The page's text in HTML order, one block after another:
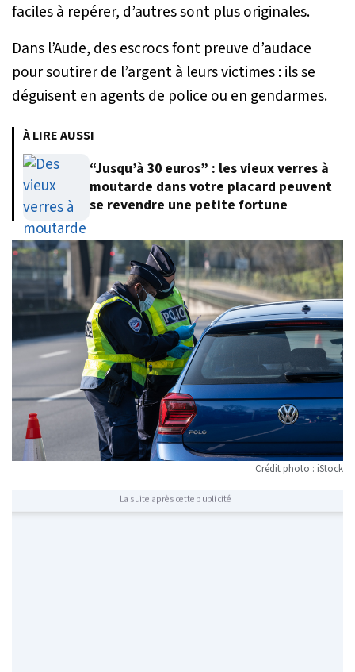
faciles à repérer, d’autres sont plus originales.
Dans l’Aude, des escrocs font preuve d’audace
pour soutirer de l’argent à leurs victimes : ils se
déguisent en agents de police ou en gendarmes.
À LIRE AUSSI
“Jusqu’à 30 euros” : les vieux verres à
moutarde dans votre placard peuvent
se revendre une petite fortune
Crédit photo : iStock
La suite après cette publicité